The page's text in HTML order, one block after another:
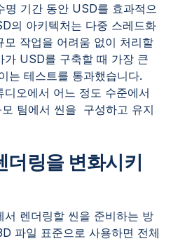
명 기간 동안 USD를 효과적으
의 아키텍처는 다중 스레드화
작업을 어려움 없이 처리할
가 USD를 구축할 때 가장 큰
는 테스트를 통과했습니다.
오에서 어느 정도 수준에서
팀에서 씬을 구성하고 유지
더링을 변화시키
서 렌더링할 씬을 준비하는 방
파일 표준으로 사용하면 전체